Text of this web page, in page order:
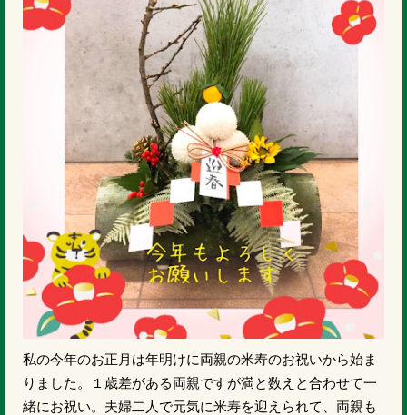
私の今年のお正月は年明けに両親の米寿のお祝いから始ま
りました。１歳差がある両親ですが満と数えと合わせて一
緒にお祝い。夫婦二人で元気に米寿を迎えられて、両親も